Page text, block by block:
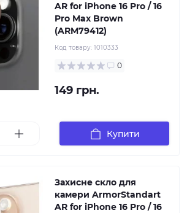
AR for iPhone 16 Pro / 16
Pro Max Brown
(ARM79412)
Код товару: 1010333
0
149 грн.
Купити
Захисне скло для
камери ArmorStandart
AR for iPhone 16 Pro / 16